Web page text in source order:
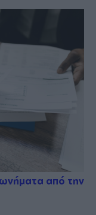
από την